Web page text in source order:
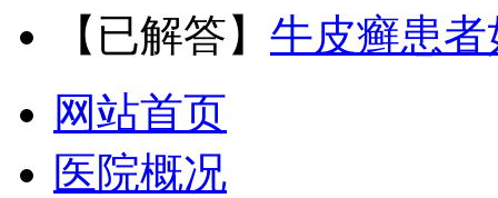
【已解答】 牛皮癣患
网站首页
医院概况